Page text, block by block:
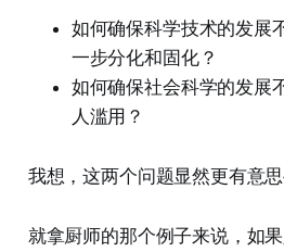
如何确保科学技术的发展
一步分化和固化？
如何确保社会科学的发展
人滥用？
我想，这两个问题显然更有意思
就拿厨师的那个例子来说，如